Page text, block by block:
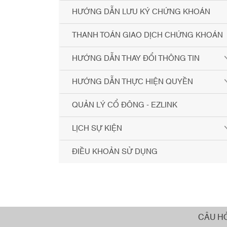
HƯỚNG DẪN LƯU KÝ CHỨNG KHOÁN
THANH TOÁN GIAO DỊCH CHỨNG KHOÁN
HƯỚNG DẪN THAY ĐỔI THÔNG TIN
HƯỚNG DẪN THỰC HIỆN QUYỀN
QUẢN LÝ CỔ ĐÔNG - EZLINK
LỊCH SỰ KIỆN
ĐIỀU KHOẢN SỬ DỤNG
CÂU